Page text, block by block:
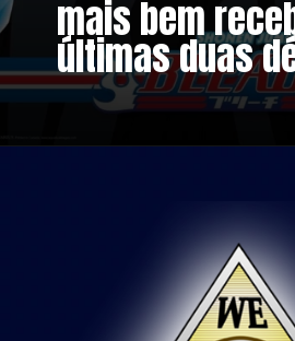
mais bem
últimas duas